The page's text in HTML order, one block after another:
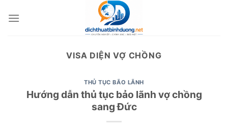
VISA DIỆN VỢ CHỒNG
THỦ TỤC BÃO LÃNH
Hướng dẫn thủ tục bảo lãnh vợ chồng
sang Đức